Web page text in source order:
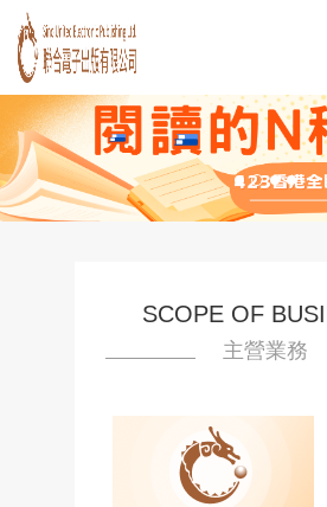
SCOPE OF
主營業務